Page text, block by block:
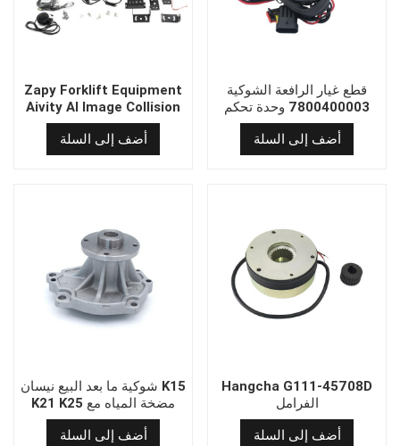
Zapy Forklift Equipment
Aivity AI Image Collision
System
أضف إلى السلة
قطع غيار الرافعة الشوكية
7800400003 وحدة تحكم
توجيه الرافعة الشوكية C29-1
لشاحنة البليت Heli/LiftStar
أضف إلى السلة
شوكية ما بعد البيع نيسان K15
K21 K25 مضخة المياه مع
OEM 21010-FU425
91H20-02580
أضف إلى السلة
Hangcha G111-45708D
الفرامل
أضف إلى السلة